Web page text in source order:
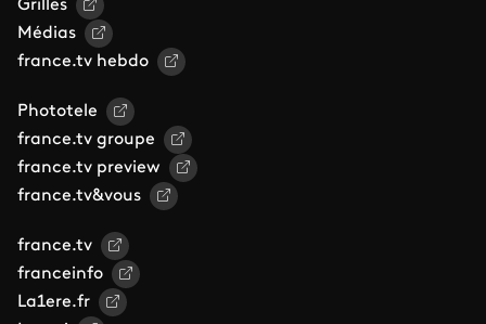
Grilles
Médias
france.tv hebdo
Phototele
france.tv groupe
france.tv preview
france.tv&vous
france.tv
franceinfo
La1ere.fr